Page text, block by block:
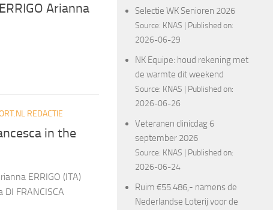
Arianna
REDACTIE
in the
ERRIGO (ITA)
FRANCISCA
Selectie WK Senioren 2026
Source: KNAS
Published on:
2026-06-29
NK Equipe: houd rekening met
de warmte dit weekend
Source: KNAS
Published on:
2026-06-26
Veteranen clinicdag 6
september 2026
Source: KNAS
Published on:
2026-06-24
Ruim €55.486,- namens de
Nederlandse Loterij voor de